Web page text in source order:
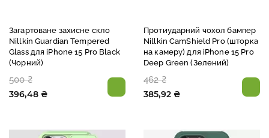
Загартоване захисне скло
Nillkin Guardian Tempered
Glass для iPhone 15 Pro Black
(Чорний)
500 ₴
396,48 ₴
Протиударний чохол бампер
Nillkin CamShield Pro (шторка
на камеру) для iPhone 15 Pro
Deep Green (Зелений)
462 ₴
385,92 ₴